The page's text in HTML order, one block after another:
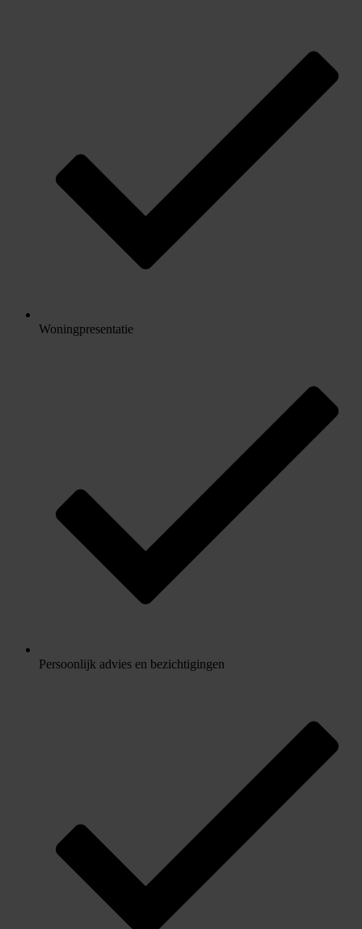
Woningpresentatie
Persoonlijk advies en bezichtigingen